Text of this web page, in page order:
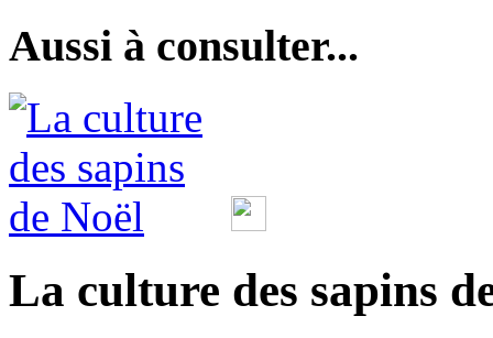
Aussi à consulter...
La culture des sapins